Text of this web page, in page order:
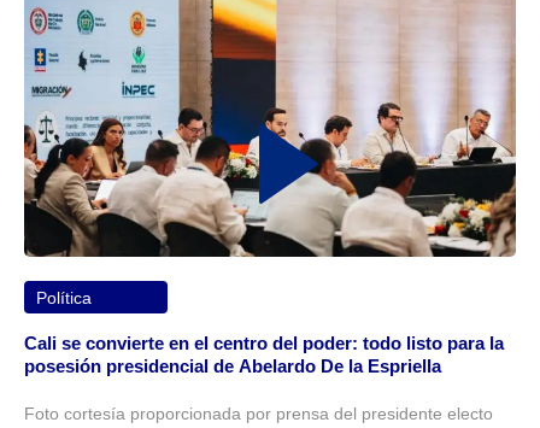
Política
Cali se convierte en el centro del poder: todo listo para la
posesión presidencial de Abelardo De la Espriella
Foto cortesía proporcionada por prensa del presidente electo